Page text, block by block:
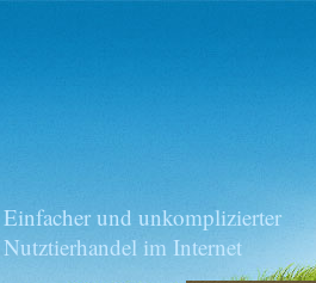
Einfacher und unkomplizierter
Nutztierhandel im Internet